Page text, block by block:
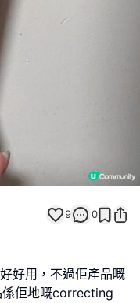
9 0
好用，不過佢產品嘅
係佢地嘅correcting